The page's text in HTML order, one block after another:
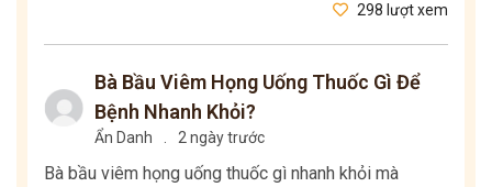
298 lượt xem
Bà Bầu Viêm Họng Uống Thuốc Gì Để
Bệnh Nhanh Khỏi?
Ẩn Danh 2 ngày trước
Bà bầu viêm họng uống thuốc gì nhanh khỏi mà